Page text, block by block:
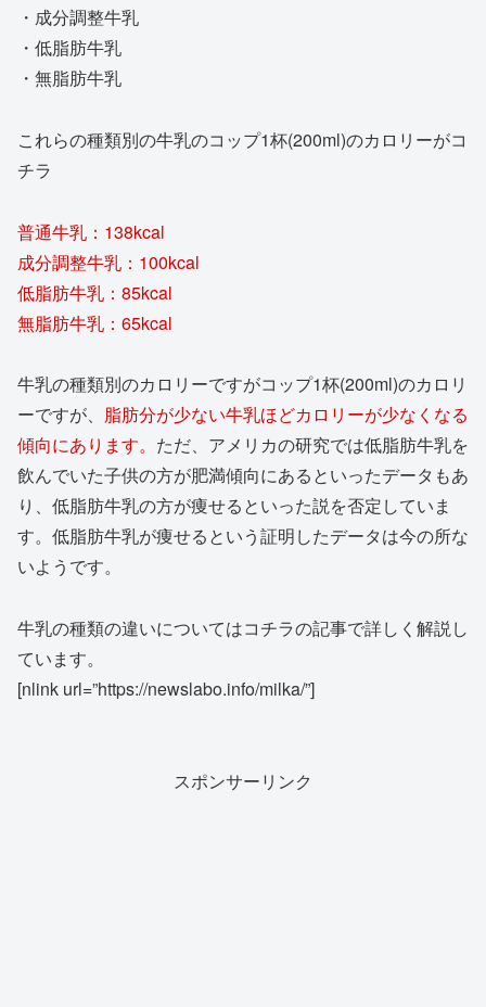
・成分調整牛乳
・低脂肪牛乳
・無脂肪牛乳
これらの種類別の牛乳のコップ1杯(200ml)のカロリーがコ
チラ
普通牛乳：138kcal
成分調整牛乳：100kcal
低脂肪牛乳：85kcal
無脂肪牛乳：65kcal
牛乳の種類別のカロリーですがコップ1杯(200ml)のカロリ
ーですが、 脂肪分が少ない牛乳ほどカロリーが少なくなる
傾向にあります。 ただ、アメリカの研究では低脂肪牛乳を
飲んでいた子供の方が肥満傾向にあるといったデータもあ
り、低脂肪牛乳の方が痩せるといった説を否定していま
す。低脂肪牛乳が痩せるという証明したデータは今の所な
いようです。
牛乳の種類の違いについてはコチラの記事で詳しく解説し
ています。
[nlink url=”https://newslabo.info/milka/”]
スポンサーリンク